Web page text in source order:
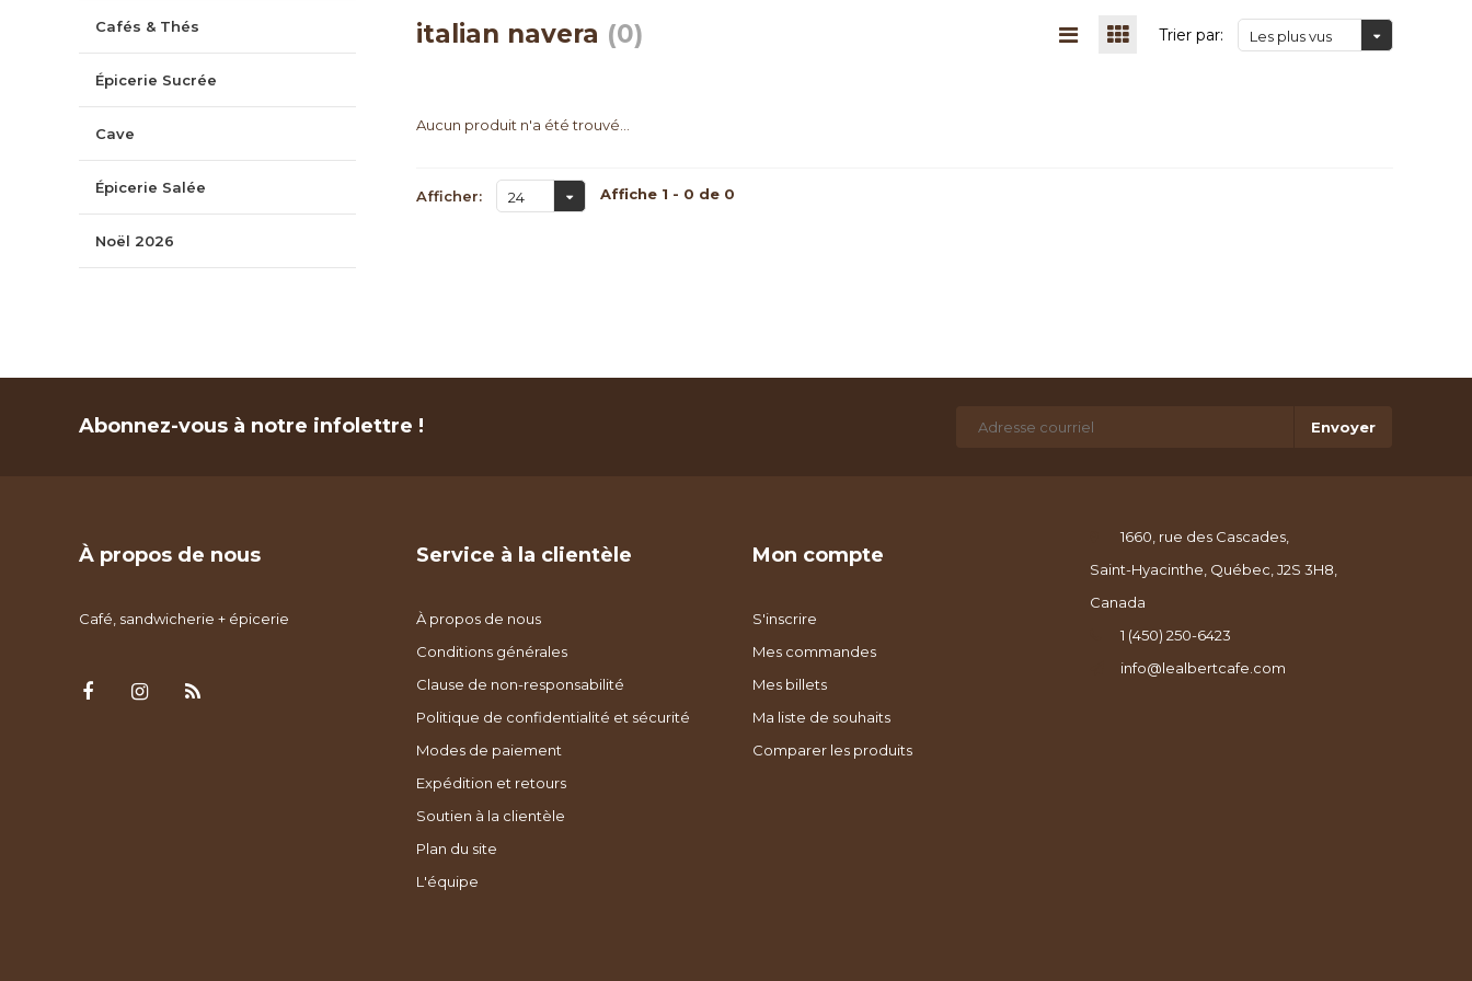
Cafés & Thés
Épicerie Sucrée
Cave
Épicerie Salée
Noël 2026
italian navera (0) Trier par: Les plus vus
Aucun produit n'a été trouvé...
Afficher: 24 Affiche 1 - 0 de 0
Abonnez-vous à notre infolettre ! Envoyer
À propos de nous
Café, sandwicherie + épicerie
Service à la clientèle
À propos de nous
Conditions générales
Clause de non-responsabilité
Politique de confidentialité et sécurité
Modes de paiement
Expédition et retours
Soutien à la clientèle
Plan du site
L'équipe
Mon compte
S'inscrire
Mes commandes
Mes billets
Ma liste de souhaits
Comparer les produits
1660, rue des Cascades,
Saint-Hyacinthe, Québec, J2S 3H8,
Canada
1 (450) 250-6423
info@lealbertcafe.com